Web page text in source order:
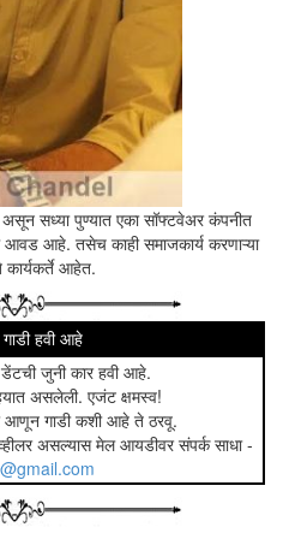
ते विचारलं.
सांगितली. पोलीस जेव्हा जमावाकडे
गपगुमान काढता पाय घेतला होता.
विचारलं,
हुकूम सोबतच्या शिपायाला देऊन ते
झाल्या. पोलीस-स्टेशनला जाऊन एफायार
चांगलं केलं का वाईट केलं. एक मन म्हणत
नाव घेऊन त्याचा रोष अंगावर ओढून घेतला
सध्या पुण्यात एका सॉफ्टवेअर कंपनीत
आवड आहे. तसेच काही समाजकार्य करणाऱ्या
आहेत.
गाडी हवी आहे
डेंटची जुनी कार हवी आहे.
असलेली. एजंट क्षमस्व!
आणून गाडी कशी आहे ते ठरवू.
असल्यास मेल आयडीवर संपर्क साधा -